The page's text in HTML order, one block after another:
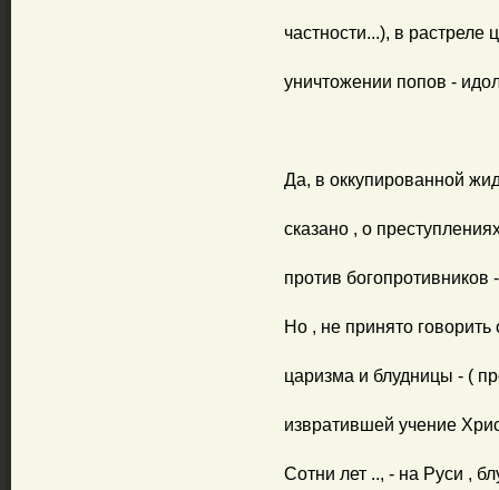
частности...), в растреле
уничтожении попов -
Да, в оккупированной
сказано , о
против
Но , не принято говорить
царизма и блудницы - (
извратившей учение
Сотни лет .., - на Руси ,